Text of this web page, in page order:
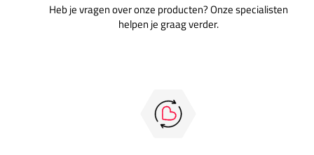
Heb je vragen over onze producten? Onze specialisten
helpen je graag verder.